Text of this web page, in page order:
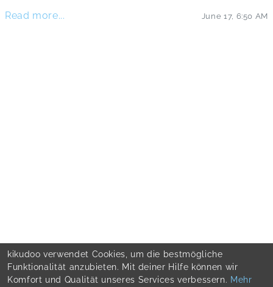
Read more... June 17, 6:50 AM
kikudoo verwendet Cookies, um die bestmögliche
Funktionalität anzubieten. Mit deiner Hilfe können wir
Komfort und Qualität unseres Services verbessern. Mehr